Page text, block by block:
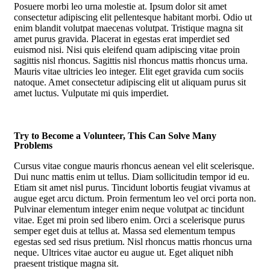
Posuere morbi leo urna molestie at. Ipsum dolor sit amet
consectetur adipiscing elit pellentesque habitant morbi. Odio ut
enim blandit volutpat maecenas volutpat. Tristique magna sit
amet purus gravida. Placerat in egestas erat imperdiet sed
euismod nisi. Nisi quis eleifend quam adipiscing vitae proin
sagittis nisl rhoncus. Sagittis nisl rhoncus mattis rhoncus urna.
Mauris vitae ultricies leo integer. Elit eget gravida cum sociis
natoque. Amet consectetur adipiscing elit ut aliquam purus sit
amet luctus. Vulputate mi quis imperdiet.
Try to Become a Volunteer, This Can Solve Many
Problems
Cursus vitae congue mauris rhoncus aenean vel elit scelerisque.
Dui nunc mattis enim ut tellus. Diam sollicitudin tempor id eu.
Etiam sit amet nisl purus. Tincidunt lobortis feugiat vivamus at
augue eget arcu dictum. Proin fermentum leo vel orci porta non.
Pulvinar elementum integer enim neque volutpat ac tincidunt
vitae. Eget mi proin sed libero enim. Orci a scelerisque purus
semper eget duis at tellus at. Massa sed elementum tempus
egestas sed sed risus pretium. Nisl rhoncus mattis rhoncus urna
neque. Ultrices vitae auctor eu augue ut. Eget aliquet nibh
praesent tristique magna sit.